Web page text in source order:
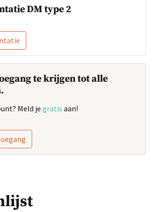
DM type 2
te krijgen tot alle
Meld je gratis aan!